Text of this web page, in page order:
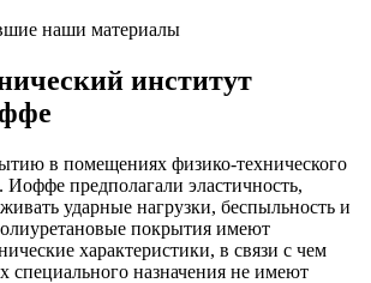
наши материалы
институт
в помещениях физико-технического
предполагали эластичность,
ударные нагрузки, беспыльность и
покрытия имеют
характеристики, в связи с чем
специального назначения не имеют